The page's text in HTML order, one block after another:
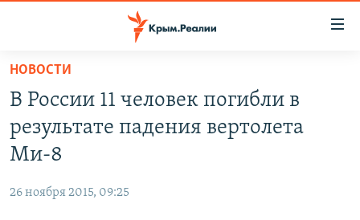
Вернуться
основному
содержанию
Вернутся
главной
навигации11 ЛЕТ ОККУПАЦИИ КРЫМА. 11 ИСТОРИЙ СОПРОТИВЛЕНИЯ
ВОДА
ЕЩЕ
НОВОСТИ
В России 11 человек погибли в
результате падения вертолета
Ми-8
26 ноября 2015, 09:25